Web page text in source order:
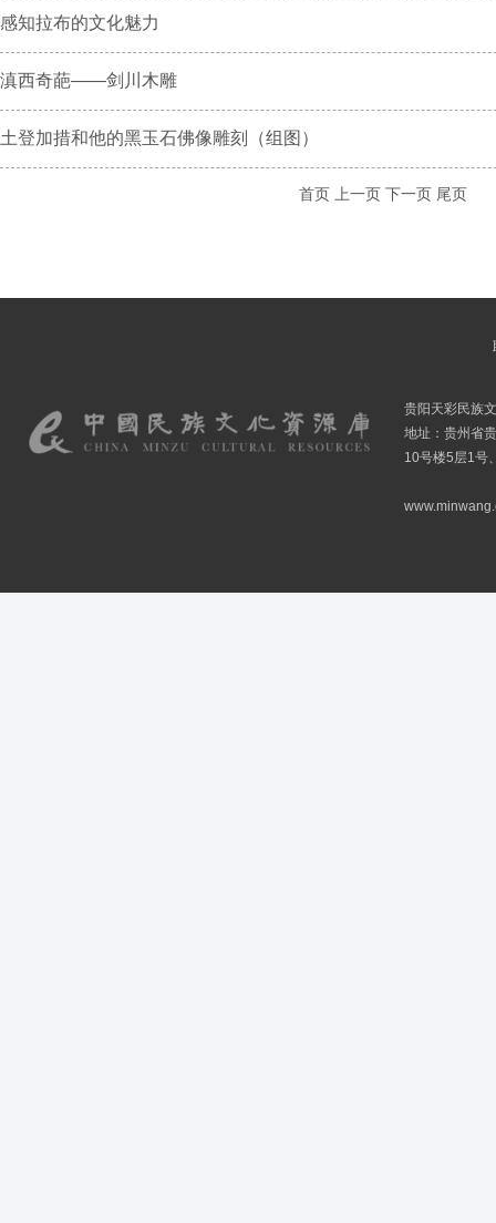
感知拉布的文化魅力
滇西奇葩——剑川木雕
土登加措和他的黑玉石佛像雕刻（组图）
首页 上一页 下一页 尾页
贵阳天彩民族
地址：贵州省
10号楼5层1号